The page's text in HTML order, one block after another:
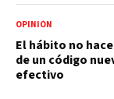
OPINIÓN
El hábito no
de un código
efectivo